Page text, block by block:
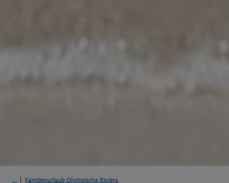
Familienurlaub Olympische Riviera